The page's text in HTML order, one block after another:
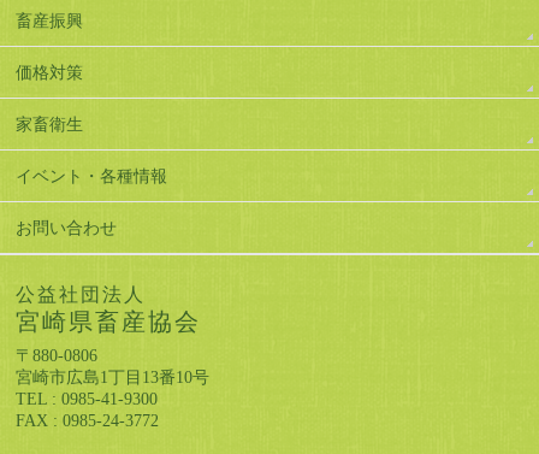
畜産振興
価格対策
家畜衛生
イベント・各種情報
お問い合わせ
公益社団法人
宮崎県畜産協会
〒880-0806
宮崎市広島1丁目13番10号
TEL : 0985-41-9300
FAX : 0985-24-3772